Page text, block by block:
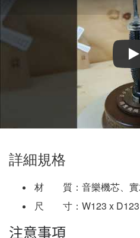
詳細規格
材　　質：音樂機芯、
尺　　寸： W123 x
注意事項